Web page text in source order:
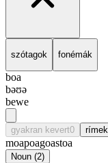
szótagok fonémák
boa
bəʊə
bewe
gyakran kevert0 rímek
moapoagoastoa
Noun (2)